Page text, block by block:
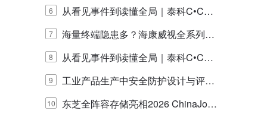
宁解码安防出海新范式
6
从看见事件到读懂全局｜泰科C•CUR
E IQ 3.20开启安防运营智能新时代
7
海量终端隐患多？海康威视全系列物
联安全产品，四层守护更放心！
8
从看见事件到读懂全局｜泰科C•CUR
E IQ 3.20开启安防运营智能新时代
9
工业产品生产中安全防护设计与评估
的实践与探讨
10
东芝全阵容存储亮相2026 ChinaJo